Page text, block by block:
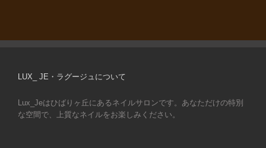
LUX_ JE・ラグージュについて
Lux_Jeはひばりヶ丘にあるネイルサロンです。あなただけの特別
な空間で、上質なネイルをお楽しみください。